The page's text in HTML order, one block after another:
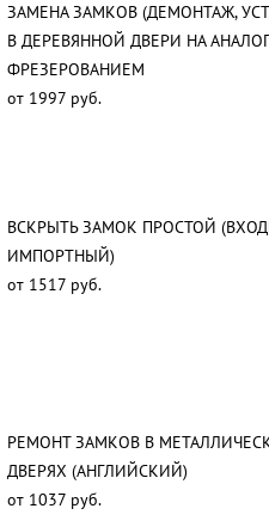
ЗАМЕНА ЗАМКОВ (ДЕМОНТАЖ,
В ДЕРЕВЯННОЙ ДВЕРИ НА
ФРЕЗЕРОВАНИЕМ
от 1997 руб.
ВСКРЫТЬ ЗАМОК ПРОСТОЙ
ИМПОРТНЫЙ)
от 1517 руб.
РЕМОНТ ЗАМКОВ В
ДВЕРЯХ (АНГЛИЙСКИЙ)
от 1037 руб.